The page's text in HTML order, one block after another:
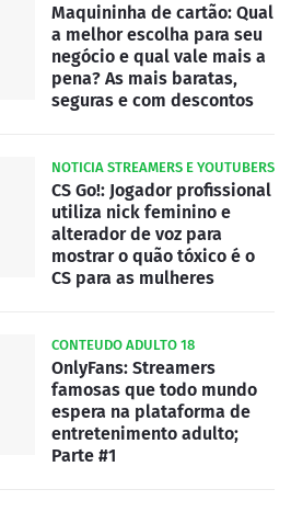
Maquininha de cartão: Qual
a melhor escolha para seu
negócio e qual vale mais a
pena? As mais baratas,
seguras e com descontos
NOTICIA STREAMERS E YOUTUBERS
CS Go!: Jogador profissional
utiliza nick feminino e
alterador de voz para
mostrar o quão tóxico é o
CS para as mulheres
CONTEUDO ADULTO 18
OnlyFans: Streamers
famosas que todo mundo
espera na plataforma de
entretenimento adulto;
Parte #1